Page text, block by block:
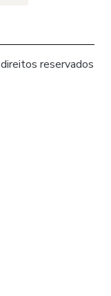
reservados